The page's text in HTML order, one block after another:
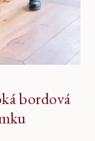
bordová